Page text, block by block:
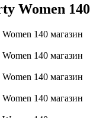
Women 140